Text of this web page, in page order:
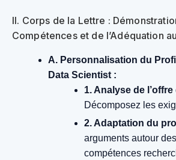
II. Corps de la Lettre :
Compétences et de l’Adéquation
A. Personnalisation du
Data Scientist :
1. Analyse de l’offre
Décomposez les
2. Adaptation du
arguments autour
compétences